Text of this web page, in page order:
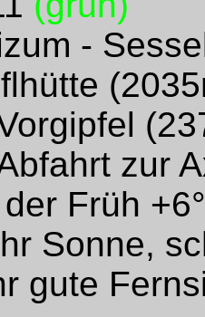
-
zur
Früh
Sonne,
gute